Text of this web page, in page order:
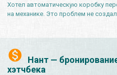
Нант —
хэтчбека
Хотел автоматическую коробку
на механике. Это проблем не